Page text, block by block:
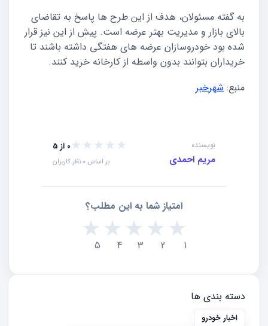
به گفته مسئولان، هدف از این طرح ها پاسخ به تقاضای
بالای بازار و مدیریت بهتر عرضه است. پیش از این نیز قرار
شده بود خودروسازان عرضه های هفتگی داشته باشند تا
خریداران بتوانند بدون واسطه از کارخانه خرید کنند.
منبع: شهرخبر
نویسنده
مریم احمدی
★★★★★0 از 5
بر اساس 0 نظر کاربران
امتیاز شما به این مطلب؟
★1
★2
★
3
★4
★
5
دسته بندی ها
اخبار خودرو